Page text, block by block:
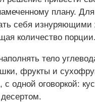
плану.
себя изнуряющими
количество
тело
фрукты и
одной оговоркой: